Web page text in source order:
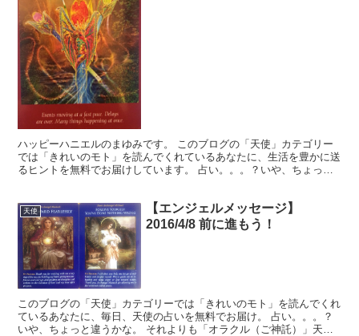
ハッピーハニエルのまゆみです。 このブログの「天使」カテゴリー
では「きれいのモト」を読んでくれているあなたに、生活を豊かに送
るヒントを無料でお届けしています。 占い。。。？いや、ちょっと
天使
【エンジェルメッセージ】
2016/4/8 前に進もう！
このブログの「天使」カテゴリーでは「きれいのモト」を読んでくれ
ているあなたに、毎日、天使の占いを無料でお届け。 占い。。。？
いや、ちょっと違うかな。 それよりも「オラクル（ご神託）」天か